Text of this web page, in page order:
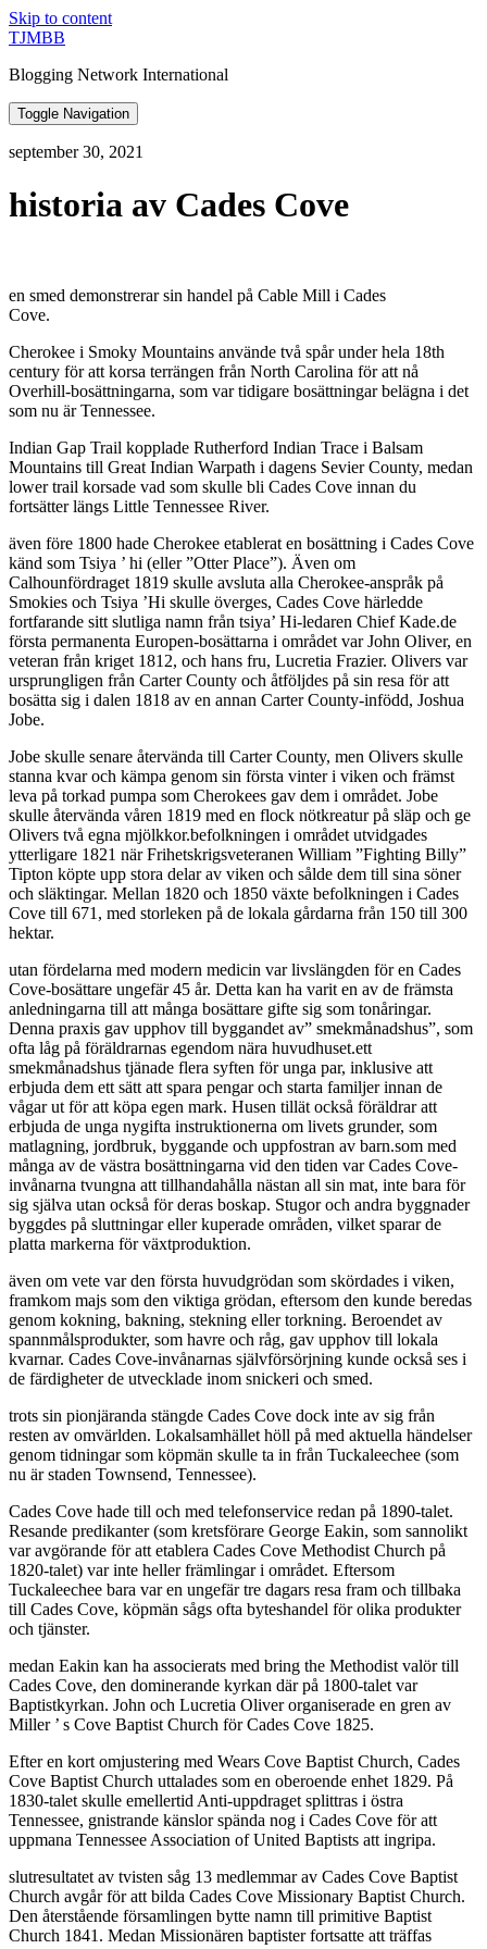
Skip to content
TJMBB
Blogging Network International
Toggle Navigation
september 30, 2021
historia av Cades Cove
en smed demonstrerar sin handel på Cable Mill i Cades
Cove.
Cherokee i Smoky Mountains använde två spår under hela 18th
century för att korsa terrängen från North Carolina för att nå
Overhill-bosättningarna, som var tidigare bosättningar belägna i det
som nu är Tennessee.
Indian Gap Trail kopplade Rutherford Indian Trace i Balsam
Mountains till Great Indian Warpath i dagens Sevier County, medan
lower trail korsade vad som skulle bli Cades Cove innan du
fortsätter längs Little Tennessee River.
även före 1800 hade Cherokee etablerat en bosättning i Cades Cove
känd som Tsiya ’ hi (eller ”Otter Place”). Även om
Calhounfördraget 1819 skulle avsluta alla Cherokee-anspråk på
Smokies och Tsiya ’Hi skulle överges, Cades Cove härledde
fortfarande sitt slutliga namn från tsiya’ Hi-ledaren Chief Kade.de
första permanenta Europen-bosättarna i området var John Oliver, en
veteran från kriget 1812, och hans fru, Lucretia Frazier. Olivers var
ursprungligen från Carter County och åtföljdes på sin resa för att
bosätta sig i dalen 1818 av en annan Carter County-infödd, Joshua
Jobe.
Jobe skulle senare återvända till Carter County, men Olivers skulle
stanna kvar och kämpa genom sin första vinter i viken och främst
leva på torkad pumpa som Cherokees gav dem i området. Jobe
skulle återvända våren 1819 med en flock nötkreatur på släp och ge
Olivers två egna mjölkkor.befolkningen i området utvidgades
ytterligare 1821 när Frihetskrigsveteranen William ”Fighting Billy”
Tipton köpte upp stora delar av viken och sålde dem till sina söner
och släktingar. Mellan 1820 och 1850 växte befolkningen i Cades
Cove till 671, med storleken på de lokala gårdarna från 150 till 300
hektar.
utan fördelarna med modern medicin var livslängden för en Cades
Cove-bosättare ungefär 45 år. Detta kan ha varit en av de främsta
anledningarna till att många bosättare gifte sig som tonåringar.
Denna praxis gav upphov till byggandet av” smekmånadshus”, som
ofta låg på föräldrarnas egendom nära huvudhuset.ett
smekmånadshus tjänade flera syften för unga par, inklusive att
erbjuda dem ett sätt att spara pengar och starta familjer innan de
vågar ut för att köpa egen mark. Husen tillät också föräldrar att
erbjuda de unga nygifta instruktionerna om livets grunder, som
matlagning, jordbruk, byggande och uppfostran av barn.som med
många av de västra bosättningarna vid den tiden var Cades Cove-
invånarna tvungna att tillhandahålla nästan all sin mat, inte bara för
sig själva utan också för deras boskap. Stugor och andra byggnader
byggdes på sluttningar eller kuperade områden, vilket sparar de
platta markerna för växtproduktion.
även om vete var den första huvudgrödan som skördades i viken,
framkom majs som den viktiga grödan, eftersom den kunde beredas
genom kokning, bakning, stekning eller torkning. Beroendet av
spannmålsprodukter, som havre och råg, gav upphov till lokala
kvarnar. Cades Cove-invånarnas självförsörjning kunde också ses i
de färdigheter de utvecklade inom snickeri och smed.
trots sin pionjäranda stängde Cades Cove dock inte av sig från
resten av omvärlden. Lokalsamhället höll på med aktuella händelser
genom tidningar som köpmän skulle ta in från Tuckaleechee (som
nu är staden Townsend, Tennessee).
Cades Cove hade till och med telefonservice redan på 1890-talet.
Resande predikanter (som kretsförare George Eakin, som sannolikt
var avgörande för att etablera Cades Cove Methodist Church på
1820-talet) var inte heller främlingar i området. Eftersom
Tuckaleechee bara var en ungefär tre dagars resa fram och tillbaka
till Cades Cove, köpmän sågs ofta byteshandel för olika produkter
och tjänster.
medan Eakin kan ha associerats med bring the Methodist valör till
Cades Cove, den dominerande kyrkan där på 1800-talet var
Baptistkyrkan. John och Lucretia Oliver organiserade en gren av
Miller ’ s Cove Baptist Church för Cades Cove 1825.
Efter en kort omjustering med Wears Cove Baptist Church, Cades
Cove Baptist Church uttalades som en oberoende enhet 1829. På
1830-talet skulle emellertid Anti-uppdraget splittras i östra
Tennessee, gnistrande känslor spända nog i Cades Cove för att
uppmana Tennessee Association of United Baptists att ingripa.
slutresultatet av tvisten såg 13 medlemmar av Cades Cove Baptist
Church avgår för att bilda Cades Cove Missionary Baptist Church.
Den återstående församlingen bytte namn till primitive Baptist
Church 1841. Medan Missionären baptister fortsatte att träffas